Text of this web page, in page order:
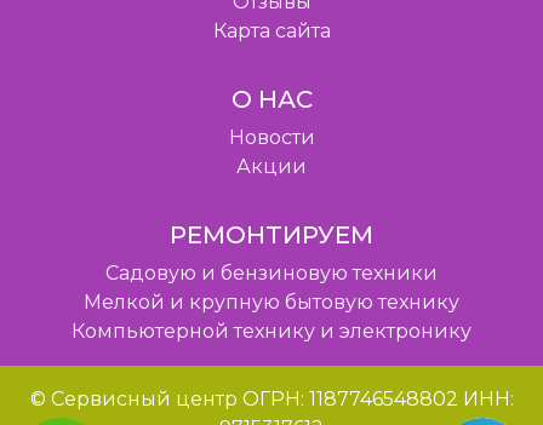
Карта сайта
О НАС
Новости
Акции
РЕМОНТИРУЕМ
Садовую и бензиновую техники
Мелкой и крупную бытовую технику
Компьютерной технику и электронику
© Сервисный центр ОГРН: 1187746548802 ИНН: